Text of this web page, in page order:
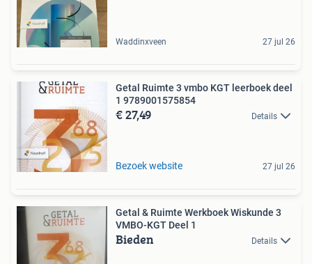
Waddinxveen 27 jul 26
Getal Ruimte 3 vmbo KGT leerboek deel
1 9789001575854
€ 27,49 Details
Bezoek website 27 jul 26
Getal & Ruimte Werkboek Wiskunde 3
VMBO-KGT Deel 1
Bieden Details